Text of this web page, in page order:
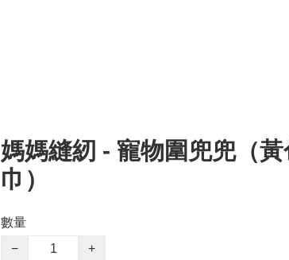
媽媽縫紉 - 寵物圍兜兜（
巾）
數量
−
+